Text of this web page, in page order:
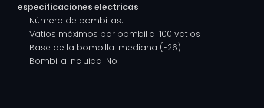
especificaciones electricas
Número de bombillas: 1
Vatios máximos por bombilla: 100 vatios
Base de la bombilla: mediana (E26)
Bombilla Incluida: No